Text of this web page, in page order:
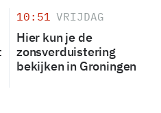
10:51 VRIJDAG
Hier kun je de
zonsverduistering
bekijken in Groningen